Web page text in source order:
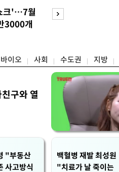
된 디지털 자산 거
에 동원된 환전 네
조지아
크'…7월
3000개
이오 사회 수도권 지방
구와 열
"부동산
사고방식
백혈병 재발 최성원
"치료가 날 죽이는